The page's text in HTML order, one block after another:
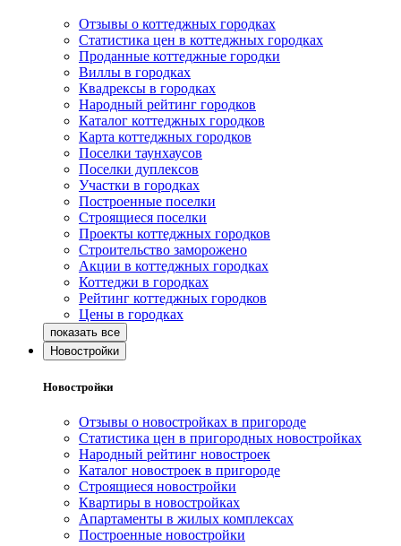
Отзывы о коттеджных городках
Статистика цен в коттеджных городках
Проданные коттеджные городки
Виллы в городках
Квадрексы в городках
Народный рейтинг городков
Каталог коттеджных городков
Карта коттеджных городков
Поселки таунхаусов
Поселки дуплексов
Участки в городках
Построенные поселки
Строящиеся поселки
Проекты коттеджных городков
Строительство заморожено
Акции в коттеджных городках
Коттеджи в городках
Рейтинг коттеджных городков
Цены в городках
Новостройки
Новостройки
Отзывы о новостройках в пригороде
Статистика цен в пригородных новостройках
Народный рейтинг новостроек
Каталог новостроек в пригороде
Строящиеся новостройки
Квартиры в новостройках
Апартаменты в жилых комплексах
Построенные новостройки